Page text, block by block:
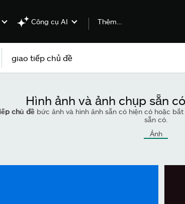
Công cụ AI Thêm…
Hình ảnh và ảnh chụp sẵn
chủ đềbức ảnh và hình ảnh sẵn có hiện có hoặc
sẵn có.
Ảnh